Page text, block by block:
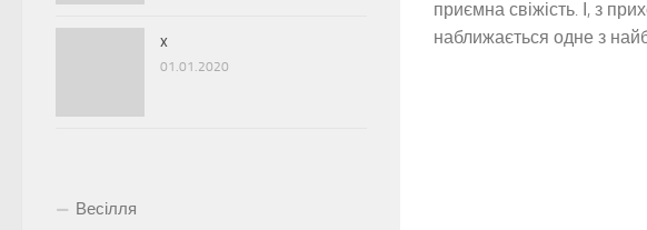
приємна свіжість. І, з
наближається одне з
x
01.01.2020
Весілля